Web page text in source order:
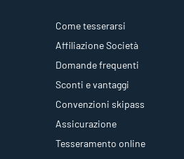
Come tesserarsi
Affiliazione Società
Domande frequenti
Sconti e vantaggi
Convenzioni skipass
Assicurazione
Tesseramento online